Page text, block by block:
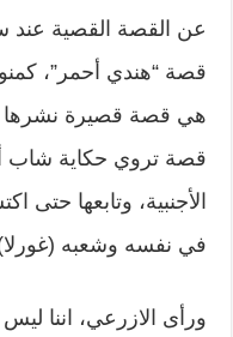
عن القصة القصية عند
قصة “هندي أحمر”،
هي قصة قصيرة نشرها
قصة تروي حكاية شاب
الأجنبية، وتابعها
في نفسه وشعبه
ورأى الازرعي، اننا